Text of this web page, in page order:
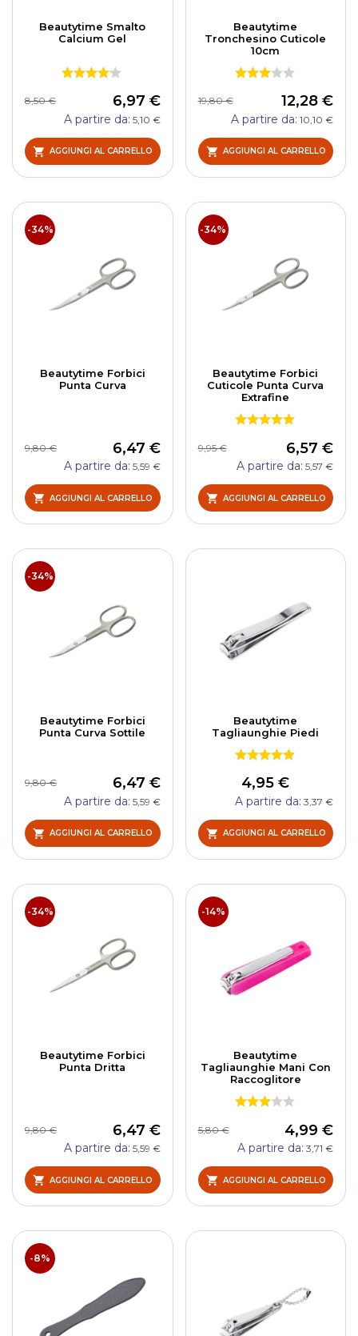
Beautytime Smalto
Calcium Gel
6,97 €
8,50 €
A partire da 5,10 €
AGGIUNGI AL CARRELLO
Beautytime
Tronchesino Cuticole
10cm
12,28 €
19,80 €
A partire da 10,10 €
AGGIUNGI AL CARRELLO
-34%
Beautytime Forbici
Punta Curva
6,47 €
9,80 €
A partire da 5,59 €
AGGIUNGI AL CARRELLO
-34%
Beautytime Forbici
Cuticole Punta Curva
Extrafine
6,57 €
9,95 €
A partire da 5,57 €
AGGIUNGI AL CARRELLO
-34%
Beautytime Forbici
Punta Curva Sottile
6,47 €
9,80 €
A partire da 5,59 €
AGGIUNGI AL CARRELLO
Beautytime
Tagliaunghie Piedi
4,95 €
A partire da 3,37 €
AGGIUNGI AL CARRELLO
-34%
Beautytime Forbici
Punta Dritta
6,47 €
9,80 €
A partire da 5,59 €
AGGIUNGI AL CARRELLO
-14%
Beautytime
Tagliaunghie Mani Con
Raccoglitore
4,99 €
5,80 €
A partire da 3,71 €
AGGIUNGI AL CARRELLO
-8%